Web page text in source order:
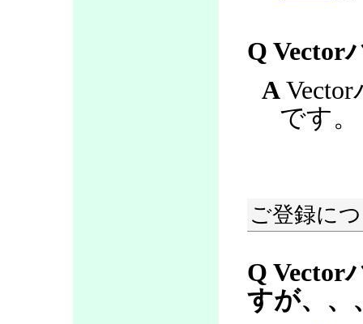
Q Vector
A
です。
ご登録に
Q Vector
すが、、